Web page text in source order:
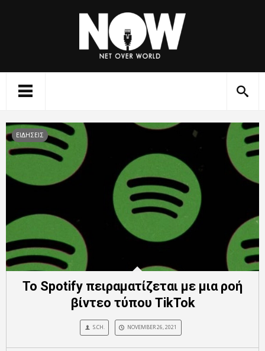
ΕΙΔΗΣΕΙΣ
Το Spotify πειραματίζεται με μια ροή
βίντεο τύπου TikTok
S.CH. NOVEMBER 26, 2021